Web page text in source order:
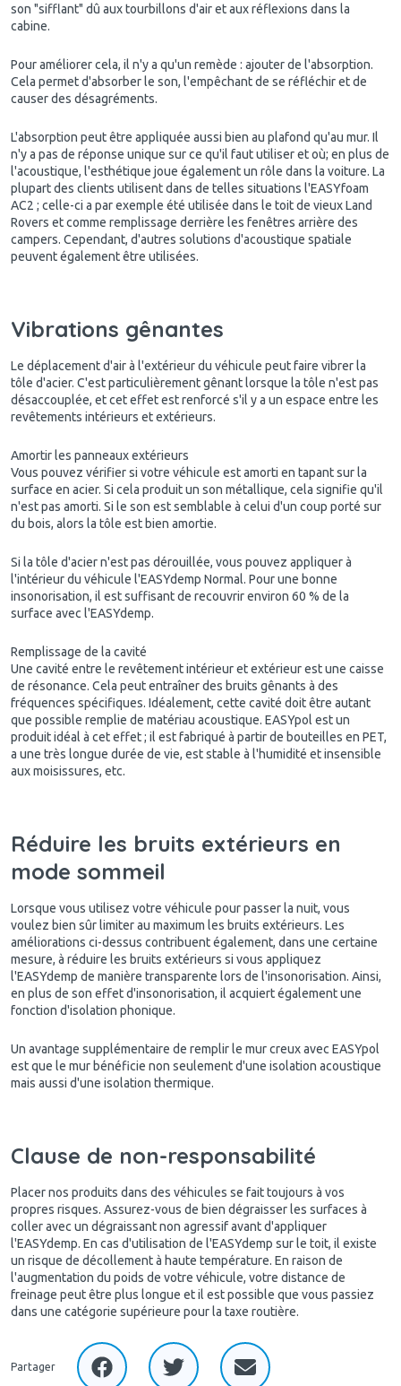
son "sifflant" dû aux tourbillons d'air et aux réflexions dans la
cabine.
Pour améliorer cela, il n'y a qu'un remède : ajouter de l'absorption.
Cela permet d'absorber le son, l'empêchant de se réfléchir et de
causer des désagréments.
L'absorption peut être appliquée aussi bien au plafond qu'au mur. Il
n'y a pas de réponse unique sur ce qu'il faut utiliser et où; en plus de
l'acoustique, l'esthétique joue également un rôle dans la voiture. La
plupart des clients utilisent dans de telles situations l'EASYfoam
AC2 ; celle-ci a par exemple été utilisée dans le toit de vieux Land
Rovers et comme remplissage derrière les fenêtres arrière des
campers. Cependant, d'autres solutions d'acoustique spatiale
peuvent également être utilisées.
Vibrations gênantes
Le déplacement d'air à l'extérieur du véhicule peut faire vibrer la
tôle d'acier. C'est particulièrement gênant lorsque la tôle n'est pas
désaccouplée, et cet effet est renforcé s'il y a un espace entre les
revêtements intérieurs et extérieurs.
Amortir les panneaux extérieurs
Vous pouvez vérifier si votre véhicule est amorti en tapant sur la
surface en acier. Si cela produit un son métallique, cela signifie qu'il
n'est pas amorti. Si le son est semblable à celui d'un coup porté sur
du bois, alors la tôle est bien amortie.
Si la tôle d'acier n'est pas dérouillée, vous pouvez appliquer à
l'intérieur du véhicule l'EASYdemp Normal. Pour une bonne
insonorisation, il est suffisant de recouvrir environ 60 % de la
surface avec l'EASYdemp.
Remplissage de la cavité
Une cavité entre le revêtement intérieur et extérieur est une caisse
de résonance. Cela peut entraîner des bruits gênants à des
fréquences spécifiques. Idéalement, cette cavité doit être autant
que possible remplie de matériau acoustique. EASYpol est un
produit idéal à cet effet ; il est fabriqué à partir de bouteilles en PET,
a une très longue durée de vie, est stable à l'humidité et insensible
aux moisissures, etc.
Réduire les bruits extérieurs en
mode sommeil
Lorsque vous utilisez votre véhicule pour passer la nuit, vous
voulez bien sûr limiter au maximum les bruits extérieurs. Les
améliorations ci-dessus contribuent également, dans une certaine
mesure, à réduire les bruits extérieurs si vous appliquez
l'EASYdemp de manière transparente lors de l'insonorisation. Ainsi,
en plus de son effet d'insonorisation, il acquiert également une
fonction d'isolation phonique.
Un avantage supplémentaire de remplir le mur creux avec EASYpol
est que le mur bénéficie non seulement d'une isolation acoustique
mais aussi d'une isolation thermique.
Clause de non-responsabilité
Placer nos produits dans des véhicules se fait toujours à vos
propres risques. Assurez-vous de bien dégraisser les surfaces à
coller avec un dégraissant non agressif avant d'appliquer
l'EASYdemp. En cas d'utilisation de l'EASYdemp sur le toit, il existe
un risque de décollement à haute température. En raison de
l'augmentation du poids de votre véhicule, votre distance de
freinage peut être plus longue et il est possible que vous passiez
dans une catégorie supérieure pour la taxe routière.
Partager